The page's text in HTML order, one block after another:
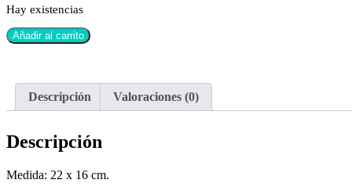
Hay existencias
Añadir al carrito
Descripción Valoraciones (0)
Descripción
Medida: 22 x 16 cm.